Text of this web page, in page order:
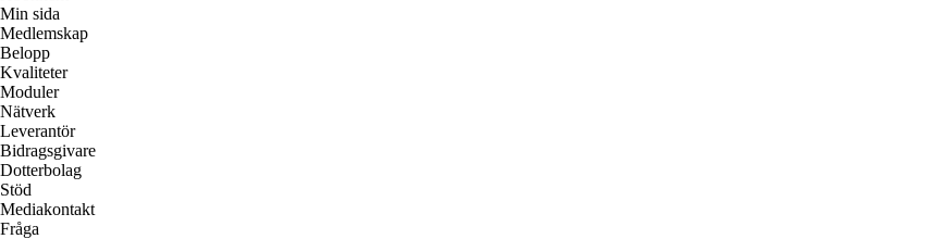
Min sida
Medlemskap
Belopp
Kvaliteter
Moduler
Nätverk
Leverantör
Bidragsgivare
Dotterbolag
Stöd
Mediakontakt
Fråga